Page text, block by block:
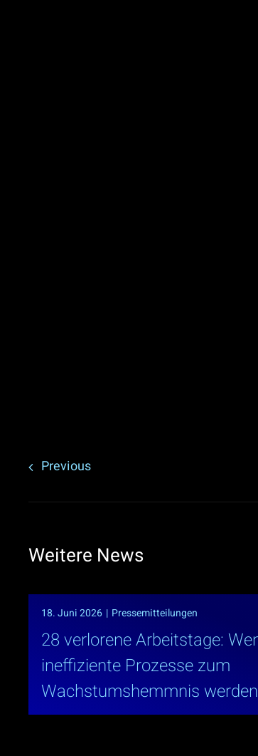
Previous
Weitere News
18. Juni 2026 | Pressemitteilungen
28 verlorene Arbeitstage:
ineffiziente Prozesse zum
Wachstumshemmnis werden